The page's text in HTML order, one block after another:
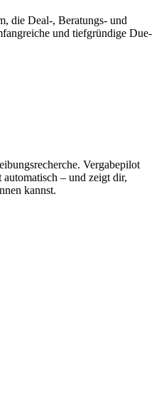
die Deal-, Beratungs- und
und tiefgründige Due-
Vergabepilot
– und zeigt dir,
kannst.